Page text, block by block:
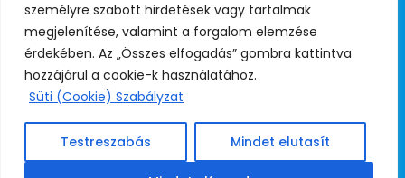
személyre szabott hirdetések vagy tartalmak
megjelenítése, valamint a forgalom elemzése
érdekében. Az „Összes elfogadás” gombra kattintva
hozzájárul a cookie-k használatához.
Süti (Cookie) Szabályzat
Testreszabás Mindet elutasít
Adatkezelési tájékoztató
© Copyright Független Rendőr
Szakszervezet